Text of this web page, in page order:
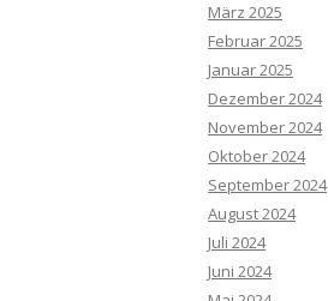
März 2025
Februar 2025
Januar 2025
Dezember 2024
November 2024
Oktober 2024
September 2024
August 2024
Juli 2024
Juni 2024